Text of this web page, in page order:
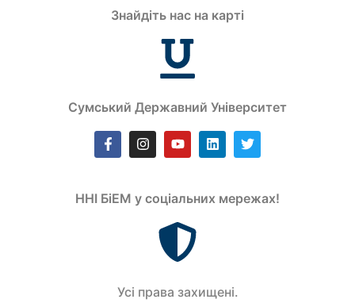
Знайдіть нас на карті
Сумський Державний Університет
ННІ БіЕМ у соціальних мережах!
Усi права захищенi.